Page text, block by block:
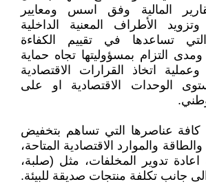
المالية وفق اسس ومعايير
الأطراف المعنية الداخلية
تساعدها في تقييم الكفاءة
ومدى التزام بمسؤوليتها تجاه حماية
وعملية اتخاذ القرارات الاقتصادية
الوحدات الاقتصادية او على
كافة عناصرها التي تساهم بتخفيض
والموارد الاقتصادية المتاحة،
اعادة تدوير المخلفات، مثل (صلبة،
جانب تكلفة منتجات صديقة للبيئة.